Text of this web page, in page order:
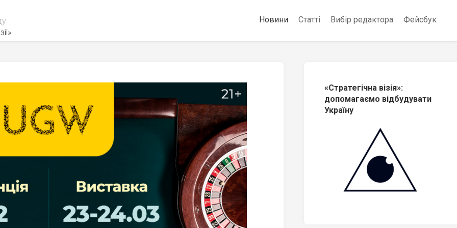
Новини Статті Вибір редактора Фейсбук
«Стратегічна візія»:
допомагаємо відбудувати
Україну